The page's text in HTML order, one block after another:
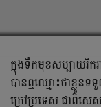
ក្នុងទឹកមុខសប្បាយរីករ
បានឮឈ្មោះថាខ្លួនទ
ក្រៅប្រទេស ជាពិសេស